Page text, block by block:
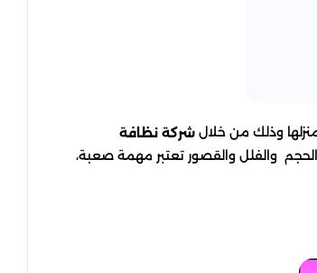
وذلك من خلال شركة نظافة
الحجم والفلل والقصور تعتبر مهمة صعبة،